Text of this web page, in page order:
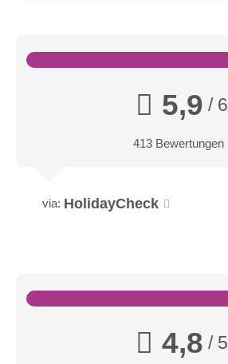
5,9 / 6
413 Bewertungen
via: HolidayCheck
4,8 / 5